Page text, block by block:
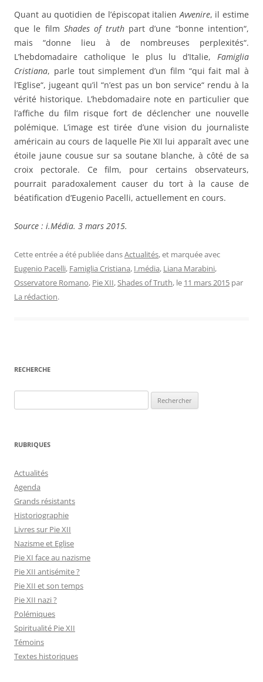
Quant au quotidien de l’épiscopat italienAvvenire, il estime
que le film Shades of truthpart d’une “bonne intention“,
mais “donne lieu à de nombreuses perplexités“.
L’hebdomadaire catholique le plus lu d’Italie, Famiglia
Cristiana, parle tout simplement d’un film “qui fait mal à
l’Eglise“, jugeant qu’il “n’est pas un bon service“ rendu à la
vérité historique. L’hebdomadaire note en particulier que
l’affiche du film risque fort de déclencher une nouvelle
polémique. L’image est tirée d’une vision du journaliste
américain au cours de laquelle Pie XII lui apparaît avec une
étoile jaune cousue sur sa soutane blanche, à côté de sa
croix pectorale. Ce film, pour certains observateurs,
pourrait paradoxalement causer du tort à la cause de
béatification d’Eugenio Pacelli, actuellement en cours.
Source : i.Média. 3 mars 2015.
Cette entrée a été publiée dansActualités, et marquée avec
Eugenio Pacelli, Famiglia Cristiana, I.média, Liana Marabini,
Osservatore Romano, Pie XII,Shades of Truth, le 11 mars 2015 par
La rédaction.
RECHERCHE
RUBRIQUES
Actualités
Agenda
Grands résistants
Historiographie
Livres sur Pie XII
Nazisme et Eglise
Pie XI face au nazisme
Pie XII antisémite ?
Pie XII et son temps
Pie XII nazi ?
Polémiques
Spiritualité Pie XII
Témoins
Textes historiques